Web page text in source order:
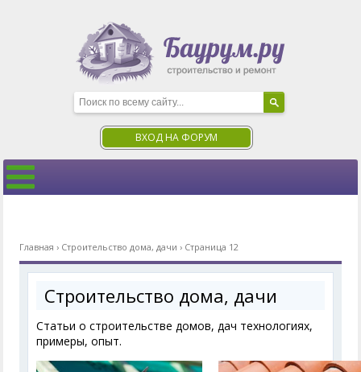
ВХОД НА ФОРУМ
Главная › Строительство дома, дачи › Страница 12
Строительство дома, дачи
Статьи о строительстве домов, дач технологиях,
примеры, опыт.